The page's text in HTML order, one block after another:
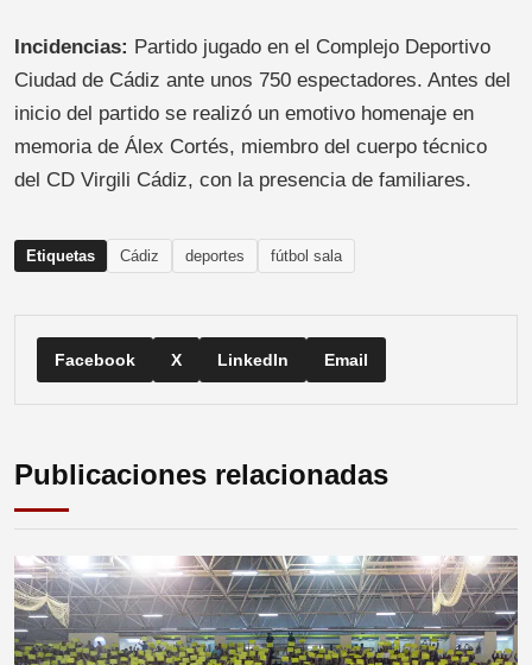
Incidencias: Partido jugado en el Complejo Deportivo
Ciudad de Cádiz ante unos 750 espectadores. Antes del
inicio del partido se realizó un emotivo homenaje en
memoria de Álex Cortés, miembro del cuerpo técnico
del CD Virgili Cádiz, con la presencia de familiares.
Etiquetas Cádiz deportes fútbol sala
Facebook X LinkedIn Email
Publicaciones relacionadas